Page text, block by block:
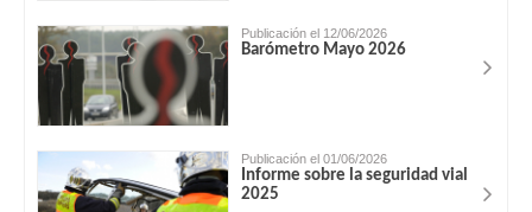
Publicación el 12/06/2026
Barómetro Mayo 2026
Publicación el 01/06/2026
Informe sobre la seguridad vial
2025